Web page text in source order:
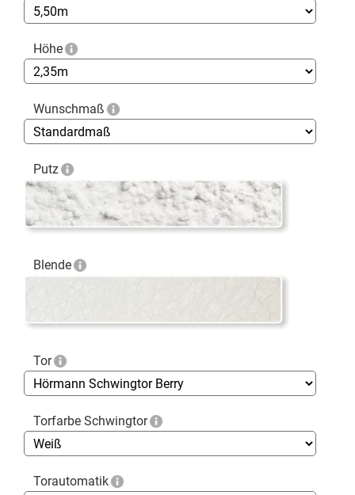
Höhe
Wunschmaß
Putz
Blende
Tor
Torfarbe Schwingtor
Torautomatik